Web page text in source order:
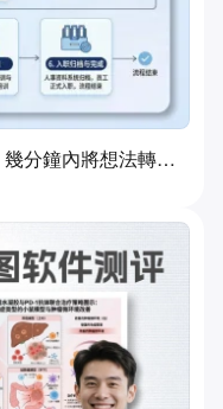
2026年7大最佳AI流程圖生成器：幾分鐘內將想法轉化為流程圖